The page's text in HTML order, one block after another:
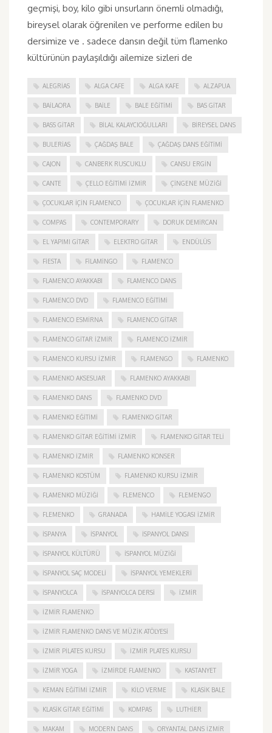
geçmişi, boy, kilo gibi unsurların önemli olmadığı,
bireysel olarak öğrenilen ve performe edilen bu
dersimize ve . sadece dansın değil tüm flamenko
kültürünün paylaşıldığı ailemize sizleri de
ALEGRIAS ALGA CAFE ALGA KAFE ALZAPUA
BAILAORA BAILE BALE EĞITIMI BAS GITAR
BASS GITAR BILAL KALAYCIOĞULLARI BIREYSEL DANS
BULERIAS ÇAĞDAŞ BALE ÇAĞDAŞ DANS EĞITIMI
CAJON CANBERK RUSCUKLU CANSU ERGIN
CANTE ÇELLO EĞITIMI İZMIR ÇINGENE MÜZIĞI
ÇOCUKLAR IÇIN FLAMENCO ÇOCUKLAR IÇIN FLAMENKO
COMPAS CONTEMPORARY DORUK DEMIRCAN
EL YAPIMI GITAR ELEKTRO GITAR ENDÜLÜS
FIESTA FILAMINGO FLAMENCO
FLAMENCO AYAKKABI FLAMENCO DANS
FLAMENCO DVD FLAMENCO EĞITIMI
FLAMENCO ESMIRNA FLAMENCO GITAR
FLAMENCO GITAR İZMIR FLAMENCO IZMIR
FLAMENCO KURSU İZMIR FLAMENGO FLAMENKO
FLAMENKO AKSESUAR FLAMENKO AYAKKABI
FLAMENKO DANS FLAMENKO DVD
FLAMENKO EĞITIMI FLAMENKO GITAR
FLAMENKO GITAR EĞITIMI İZMIR FLAMENKO GITAR TELI
FLAMENKO IZMIR FLAMENKO KONSER
FLAMENKO KOSTÜM FLAMENKO KURSU İZMIR
FLAMENKO MÜZIĞI FLEMENCO FLEMENGO
FLEMENKO GRANADA HAMILE YOGASI İZMIR
ISPANYA İSPANYOL İSPANYOL DANSI
İSPANYOL KÜLTÜRÜ İSPANYOL MÜZIĞI
İSPANYOL SAÇ MODELI İSPANYOL YEMEKLERI
İSPANYOLCA İSPANYOLCA DERSI IZMIR
IZMIR FLAMENKO
İZMIR FLAMENKO DANS VE MÜZIK ATÖLYESI
İZMIR PILATES KURSU İZMIR PLATES KURSU
İZMIR YOGA IZMIRDE FLAMENKO KASTANYET
KEMAN EĞITIMI İZMIR KILO VERME KLASIK BALE
KLASIK GITAR EĞITIMI KOMPAS LUTHIER
MAKAM MODERN DANS ORYANTAL DANS İZMIR